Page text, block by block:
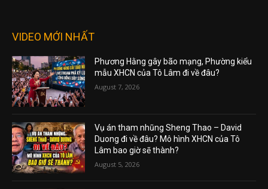
VIDEO MỚI NHẤT
Phương Hằng gây bão mạng, Phường kiểu
mẫu XHCN của Tô Lâm đi về đâu?
August 7, 2026
Vụ án tham nhũng Sheng Thao – David
Duong đi về đâu? Mô hình XHCN của Tô
Lâm bao giờ sẽ thành?
August 5, 2026